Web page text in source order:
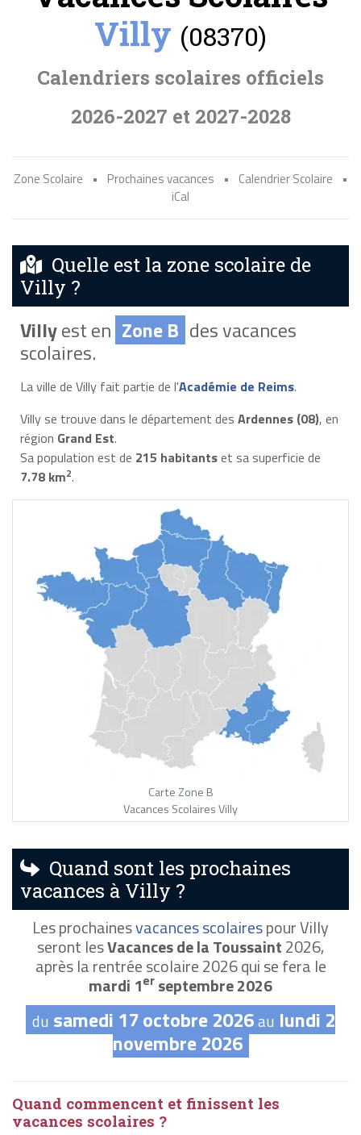
Villy (08370)
Calendriers scolaires officiels
2026-2027 et 2027-2028
Zone Scolaire • Prochaines vacances • Calendrier Scolaire
•
iCal
Quelle est la zone scolaire de
Villy ?
Villyest en Zone B des vacances
scolaires.
La ville de Villy fait partie de l'Académie de Reims.
Villy se trouve dans le département des Ardennes (08), en
région Grand Est.
Sa population est de 215 habitantset sa superficie de
7.78 km2.
Carte Zone B
Vacances Scolaires Villy
Quand sont les prochaines
vacances à Villy ?
Les prochainesvacances scolairespour Villy
seront lesVacances de la Toussaint2026,
après la rentrée scolaire 2026 qui se fera le
mardi 1er septembre 2026
du samedi 17 octobre 2026au lundi 2
novembre 2026
Quand commencent et finissent les
vacances scolaires ?